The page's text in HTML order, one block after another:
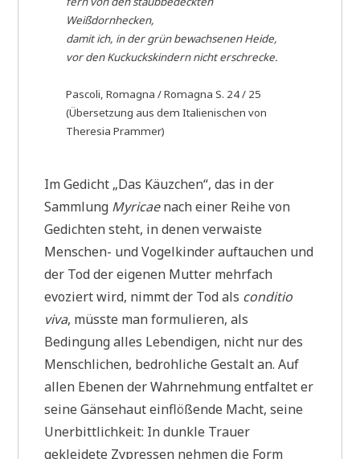
Weißdornhecken,
damit ich, in der grün bewachsenen Heide,
vor den Kuckuckskindern nicht erschrecke.
Pascoli, Romagna / Romagna S. 24 / 25
(Übersetzung aus dem Italienischen von
Theresia Prammer)
Im Gedicht „Das Käuzchen“, das in der
Sammlung Myricaenach einer Reihe von
Gedichten steht, in denen verwaiste
Menschen- und Vogelkinder auftauchen und
der Tod der eigenen Mutter mehrfach
evoziert wird, nimmt der Tod als conditio
viva, müsste man formulieren, als
Bedingung alles Lebendigen, nicht nur des
Menschlichen, bedrohliche Gestalt an. Auf
allen Ebenen der Wahrnehmung entfaltet er
seine Gänsehaut einflößende Macht, seine
Unerbittlichkeit: In dunkle Trauer
gekleidete Zypressen nehmen die Form